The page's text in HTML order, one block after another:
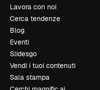
Lavora con noi
Cerca tendenze
Blog
Eventi
Slidesgo
Vendi i tuoi contenuti
Sala stampa